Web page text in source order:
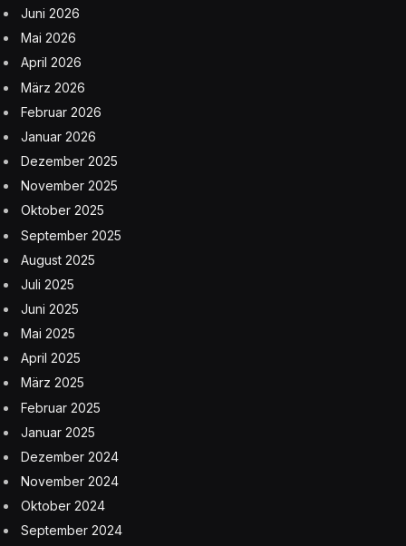
Juni 2026
Mai 2026
April 2026
März 2026
Februar 2026
Januar 2026
Dezember 2025
November 2025
Oktober 2025
September 2025
August 2025
Juli 2025
Juni 2025
Mai 2025
April 2025
März 2025
Februar 2025
Januar 2025
Dezember 2024
November 2024
Oktober 2024
September 2024